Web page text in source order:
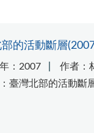
的活動斷層
：2007 作者：
臺灣北部的活動斷